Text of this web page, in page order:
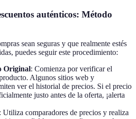
auténticos: Método
sean seguras y que realmente estés
puedes seguir este procedimiento:
Original: Comienza por verificar el
Algunos sitios web y
ver el historial de precios. Si el precio
justo antes de la oferta, ¡alerta
: Utiliza comparadores de precios y realiza